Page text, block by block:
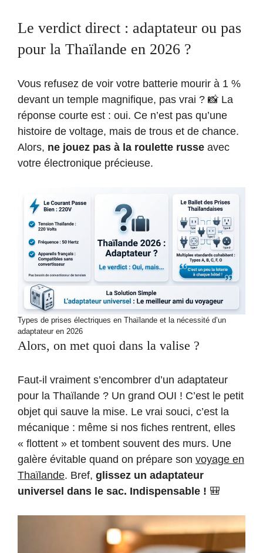
Le verdict direct : adaptateur ou pas
pour la Thaïlande en 2026 ?
Vous refusez de voir votre batterie mourir à 1 %
devant un temple magnifique, pas vrai ? 📸 La
réponse courte est : oui. Ce n’est pas qu’une
histoire de voltage, mais de trous et de chance.
Alors, ne jouez pas à la roulette russe avec
votre électronique précieuse.
Types de prises électriques en Thaïlande et la nécessité d’un
adaptateur en 2026
Alors, on met quoi dans la valise ?
Faut-il vraiment s’encombrer d’un adaptateur
pour la Thaïlande ? Un grand OUI ! C’est le petit
objet qui sauve la mise. Le vrai souci, c’est la
mécanique : même si nos fiches rentrent, elles
« flottent » et tombent souvent des murs. Une
galère évitable quand on prépare son voyage en
Thaïlande. Bref, glissez un adaptateur
universel dans le sac. Indispensable ! 🎒